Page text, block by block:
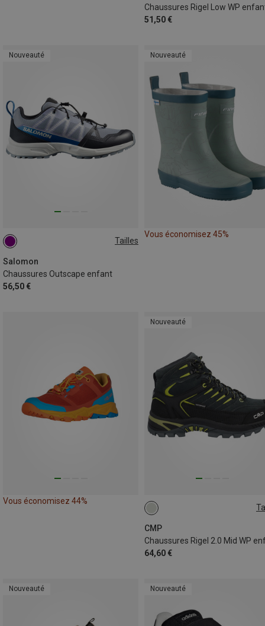
Chaussures Rigel Low WP
51,50 €
Nouveauté
Tailles
Salomon
Chaussures Outscape enfant
56,50 €
31
Nouveauté
Vous économisez 45%
Vous économisez 44%
Nouveauté
CMP
Chaussures Rigel 2.0 Mid WP
64,60 €
38
Nouveauté Nouveauté